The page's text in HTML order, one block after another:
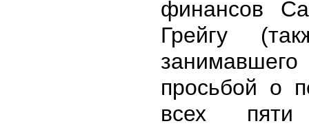
финансов
Грейгу
просьбой о
всех пяти